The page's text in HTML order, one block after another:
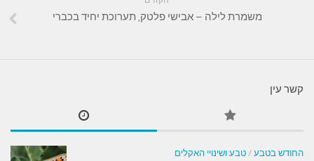
משמרת לילה – אבישי פלטק, תערוכת יחיד בכברי
קשר עין
החודש בטבע / טבע ושינויי האקלים